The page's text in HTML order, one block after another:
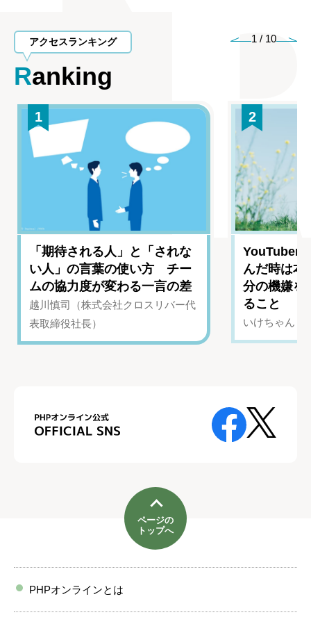
アクセスランキング
Ranking
1 / 10
1
「期待される人」と「されな
い人」の言葉の使い方 チー
ムの協力度が変わる一言の差
越川慎司（株式会社クロスリバー代
表取締役社長）
2
YouTuber
んだ時は
分の機嫌を
ること
いけちゃん（
ページの
トップへ
PHPオンラインとは